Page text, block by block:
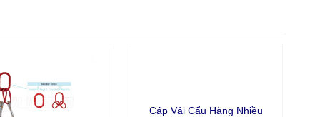
Cáp Vải Cẩu Hàng Nhiều